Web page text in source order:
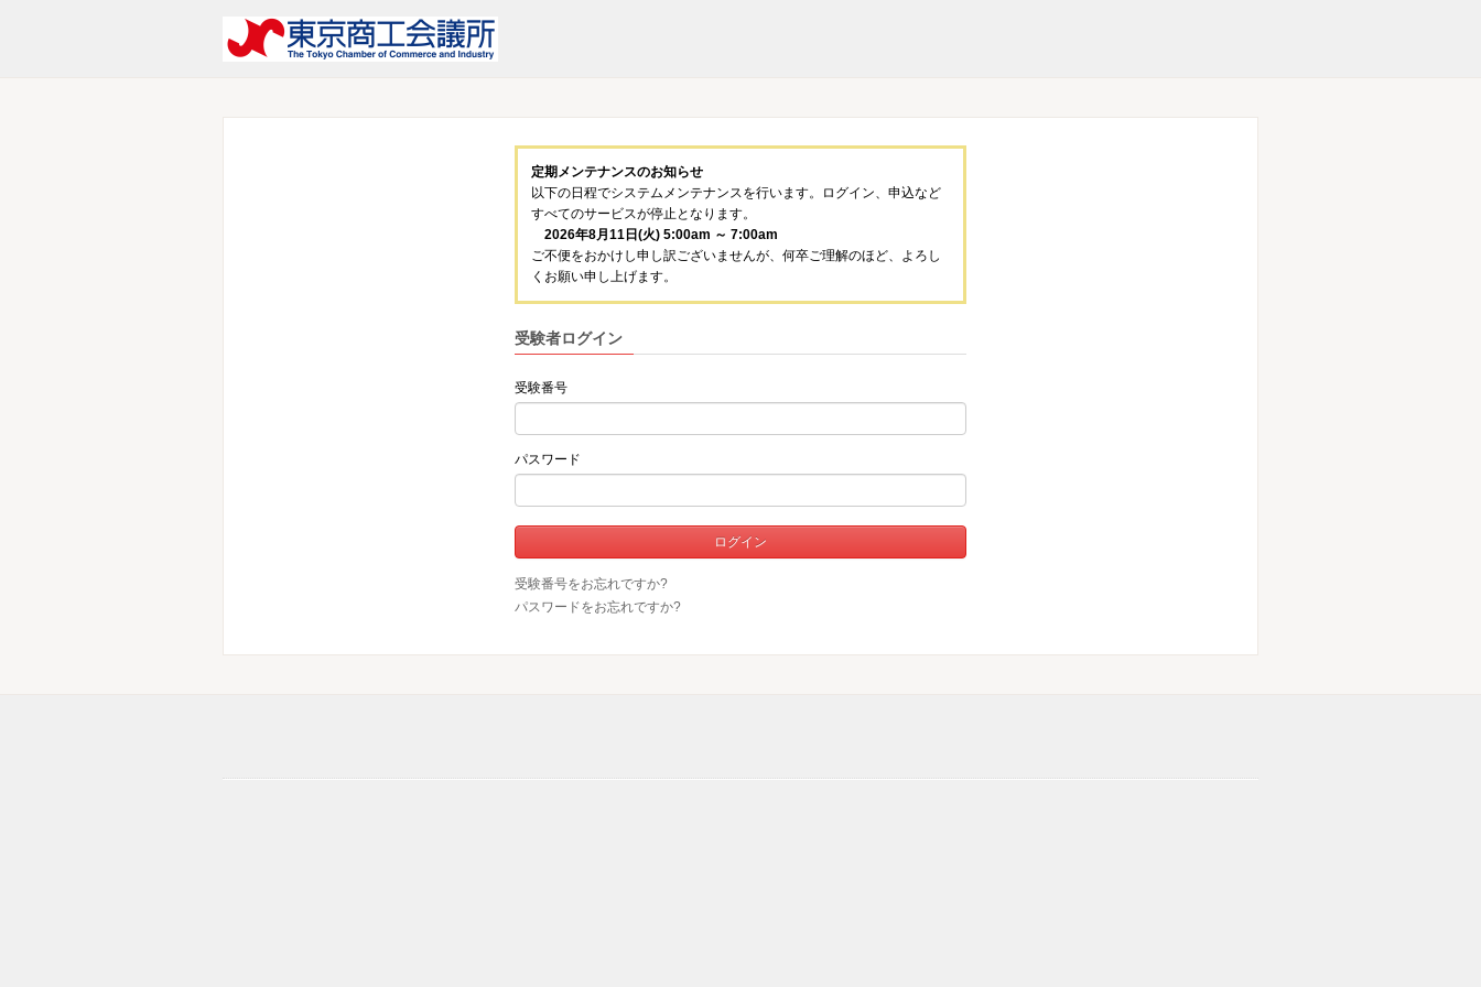
定期メンテナンスのお知らせ
以下の日程でシステムメンテナンスを行います。ログイン、申込など
すべてのサービスが停止となります。
2026年8月11日(火) 5:00am ～ 7:00am
ご不便をおかけし申し訳ございませんが、何卒ご理解のほど、よろし
くお願い申し上げます。
受験者ログイン
受験番号
パスワード
受験番号をお忘れですか?
パスワードをお忘れですか?